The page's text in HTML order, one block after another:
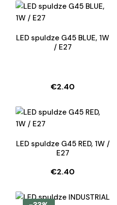
LED spuldze G45 BLUE, 1W
/ E27
€2.40
LED spuldze G45 RED, 1W /
E27
€2.40